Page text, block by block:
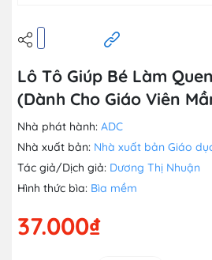
Lô Tô Giúp Bé Làm
(Dành Cho Giáo Viên
Nhà phát hành: ADC
Nhà xuất bản: Nhà xuất bản Giáo
Tác giả/Dịch giả: Dương Thị Nhuận
Hình thức bìa: Bìa mềm
37.000₫